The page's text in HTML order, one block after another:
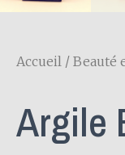
Accueil / Beauté
Argile